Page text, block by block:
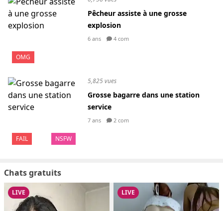
OMG
Pêcheur assiste à une grosse
explosion
6 ans 4 com
FAIL NSFW
5,825 vues
Grosse bagarre dans une station
service
7 ans 2 com
Chats gratuits